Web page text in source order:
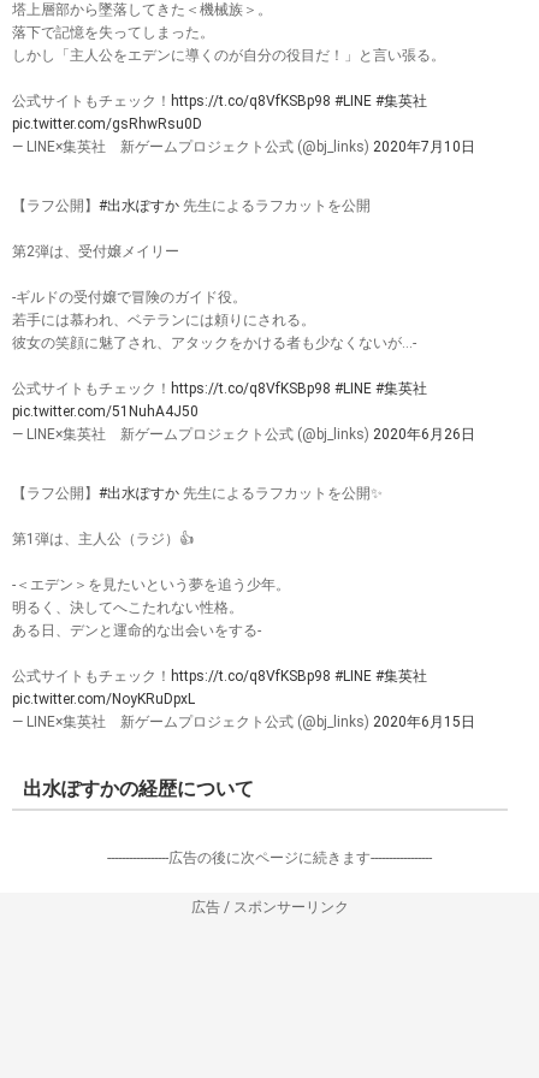
塔上層部から墜落してきた＜機械族＞。
落下で記憶を失ってしまった。
しかし「主人公をエデンに導くのが自分の役目だ！」と言い張る。
公式サイトもチェック！ https://t.co/q8VfKSBp98 #LINE #集英社
pic.twitter.com/gsRhwRsu0D
— LINE×集英社 新ゲームプロジェクト公式 (@bj_links) 2020年7月10日
【ラフ公開】 #出水ぽすか 先生によるラフカットを公開
第2弾は、受付嬢メイリー
-ギルドの受付嬢で冒険のガイド役。
若手には慕われ、ベテランには頼りにされる。
彼女の笑顔に魅了され、アタックをかける者も少なくないが…-
公式サイトもチェック！ https://t.co/q8VfKSBp98 #LINE #集英社
pic.twitter.com/51NuhA4J50
— LINE×集英社 新ゲームプロジェクト公式 (@bj_links) 2020年6月26日
【ラフ公開】 #出水ぽすか 先生によるラフカットを公開✨
第1弾は、主人公（ラジ）👍
-＜エデン＞を見たいという夢を追う少年。
明るく、決してへこたれない性格。
ある日、デンと運命的な出会いをする-
公式サイトもチェック！ https://t.co/q8VfKSBp98 #LINE #集英社
pic.twitter.com/NoyKRuDpxL
— LINE×集英社 新ゲームプロジェクト公式 (@bj_links) 2020年6月15日
出水ぽすかの経歴について
-----------------広告の後に次ページに続きます-----------------
広告 / スポンサーリンク